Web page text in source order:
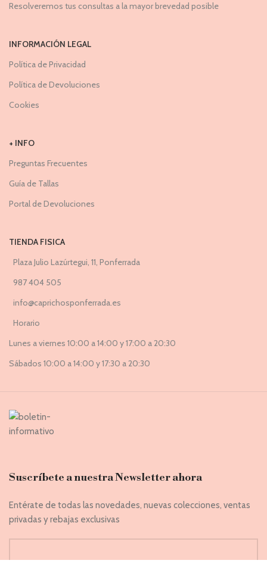
Resolveremos tus consultas a la mayor brevedad posible
INFORMACIÓN LEGAL
Política de Privacidad
Política de Devoluciones
Cookies
+ INFO
Preguntas Frecuentes
Guía de Tallas
Portal de Devoluciones
TIENDA FISICA
Plaza Julio Lazúrtegui, 11, Ponferrada
987 404 505
info@caprichosponferrada.es
Horario
Lunes a viernes 10:00 a 14:00 y 17:00 a 20:30
Sábados 10:00 a 14:00 y 17:30 a 20:30
Suscríbete a nuestra Newsletter ahora
Entérate de todas las novedades, nuevas colecciones, ventas
privadas y rebajas exclusivas